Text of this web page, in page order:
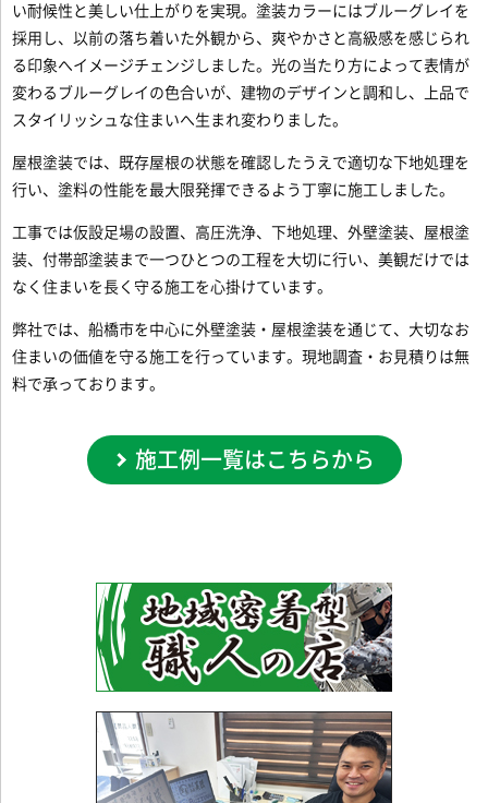
い耐候性と美しい仕上がりを実現。塗装カラーにはブルーグレイを
採用し、以前の落ち着いた外観から、爽やかさと高級感を感じられ
る印象へイメージチェンジしました。光の当たり方によって表情が
変わるブルーグレイの色合いが、建物のデザインと調和し、上品で
スタイリッシュな住まいへ生まれ変わりました。
屋根塗装では、既存屋根の状態を確認したうえで適切な下地処理を
行い、塗料の性能を最大限発揮できるよう丁寧に施工しました。
工事では仮設足場の設置、高圧洗浄、下地処理、外壁塗装、屋根塗
装、付帯部塗装まで一つひとつの工程を大切に行い、美観だけでは
なく住まいを長く守る施工を心掛けています。
弊社では、船橋市を中心に外壁塗装・屋根塗装を通じて、大切なお
住まいの価値を守る施工を行っています。現地調査・お見積りは無
料で承っております。
施工例一覧はこちらから